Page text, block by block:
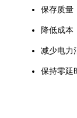
保存质量
降低成本
减少电力
保持零延